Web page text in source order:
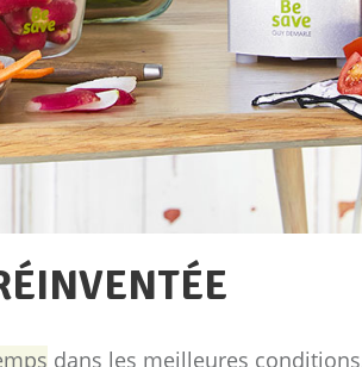
dans les meilleures